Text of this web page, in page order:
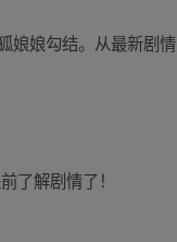
娘娘勾结。从最新剧情
了解剧情了！